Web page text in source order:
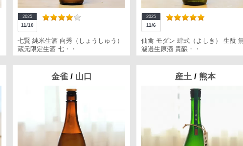
2025
11/10
七賢 純米生酒 向秀（しょうしゅう）
蔵元限定生酒 七・・
2025
11/6
仙禽 モダン 肆式（よしき） 生酛
濾過生原酒 貴醸・・
金雀 / 山口 産土 / 熊本